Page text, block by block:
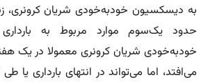
به دیسکسیون خودبه‌خودی شریان کرونری،
حدود یک‌سوم موارد مربوط به
خودبه‌خودی شریان کرونری معمولا در یک